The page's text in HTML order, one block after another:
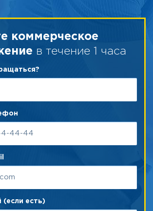
коммерческое
в течение 1 часа
(если есть)